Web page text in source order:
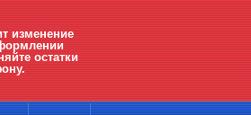
изменение
остатки